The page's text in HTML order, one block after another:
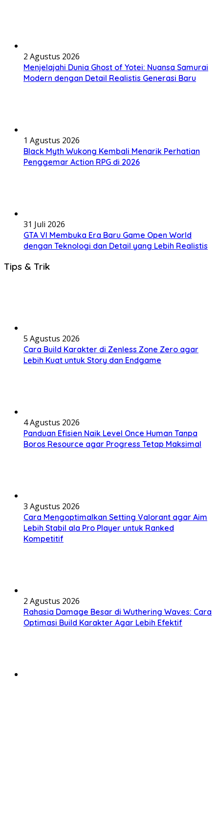
2 Agustus 2026
Menjelajahi Dunia Ghost of Yotei: Nuansa Samurai
Modern dengan Detail Realistis Generasi Baru
1 Agustus 2026
Black Myth Wukong Kembali Menarik Perhatian
Penggemar Action RPG di 2026
31 Juli 2026
GTA VI Membuka Era Baru Game Open World
dengan Teknologi dan Detail yang Lebih Realistis
Tips & Trik
5 Agustus 2026
Cara Build Karakter di Zenless Zone Zero agar
Lebih Kuat untuk Story dan Endgame
4 Agustus 2026
Panduan Efisien Naik Level Once Human Tanpa
Boros Resource agar Progress Tetap Maksimal
3 Agustus 2026
Cara Mengoptimalkan Setting Valorant agar Aim
Lebih Stabil ala Pro Player untuk Ranked
Kompetitif
2 Agustus 2026
Rahasia Damage Besar di Wuthering Waves: Cara
Optimasi Build Karakter Agar Lebih Efektif